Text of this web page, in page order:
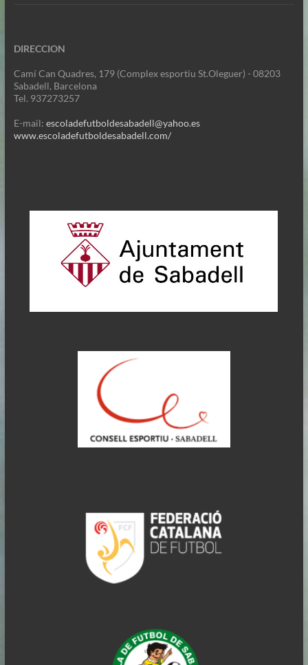
DIRECCION
Camí Can Quadres, 179 (Complex esportiu St.Oleguer) - 08203
Sabadell, Barcelona
Tel. 937273257
E-mail: escoladefutboldesabadell@yahoo.es
www.escoladefutboldesabadell.com/